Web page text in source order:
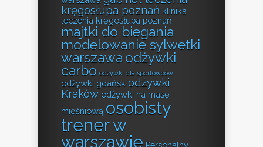
kręgosłupa poznań klinika
leczenia kręgosłupa poznań
majtki do biegania
modelowanie sylwetki
warszawa odżywki
carbo odżywki dla sportowców
odżywki gdańsk odżywki
Kraków odżywki na masę
mięśniową osobisty
trener w
warszawie